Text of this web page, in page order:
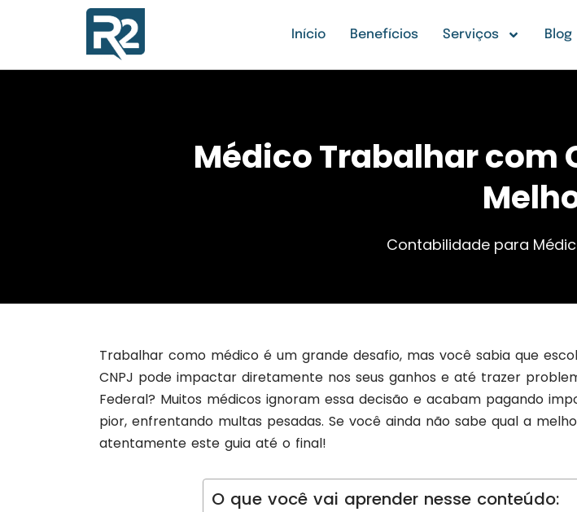
Início Benefícios Serviços Blog
Médico Trabalhar com
Contabilidade para
Trabalhar como médico é um grande desafio, mas você sabia que
CNPJ pode impactar diretamente nos seus ganhos e até trazer
Federal? Muitos médicos ignoram essa decisão e acabam pagando
pior, enfrentando multas pesadas. Se você ainda não sabe qual a
atentamente este guia até o final!
O que você vai aprender nesse conteúdo: